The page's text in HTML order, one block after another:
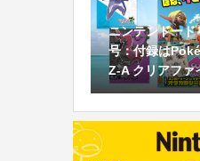
ニンテンドー
号：付録は
Z-A クリアファ